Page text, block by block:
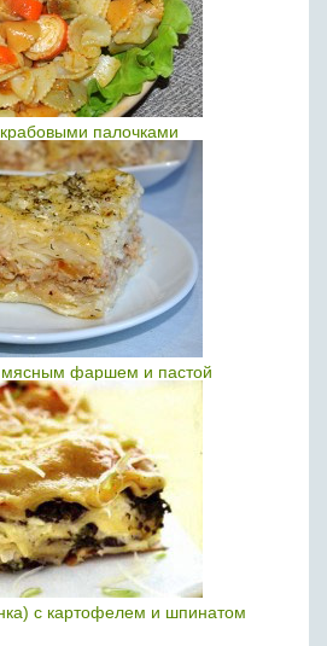
палочками
мясным фаршем и пастой
с картофелем и шпинатом